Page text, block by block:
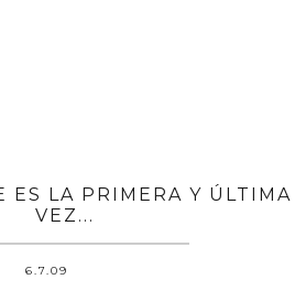
ES LA PRIMERA Y ÚLTIMA
VEZ...
6.7.09